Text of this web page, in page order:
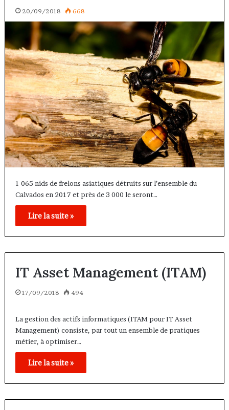
20/09/2018 668
1 065 nids de frelons asiatiques détruits sur l’ensemble du
Calvados en 2017 et près de 3 000 le seront…
Lire la suite »
IT Asset Management (ITAM)
17/09/2018 494
La gestion des actifs informatiques (ITAM pour IT Asset
Management) consiste, par tout un ensemble de pratiques
métier, à optimiser…
Lire la suite »